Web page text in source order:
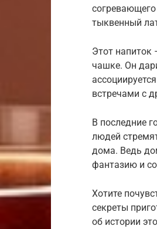
тыквенный
Этот напиток
чашке. Он
встречами с
В последние
людей
дома. Ведь
фантазию и
Хотите
секреты
об истории